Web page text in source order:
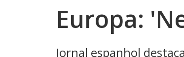
Europa:
Jornal espanhol